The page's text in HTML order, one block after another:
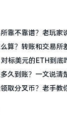
靠不靠谱？老玩家
算？转账和交易所
标美元的ETH到底
久到账？一文说清
取分叉币？老手教